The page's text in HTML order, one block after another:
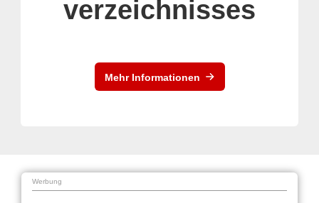
verzeichnisses
Mehr Informationen
Werbung